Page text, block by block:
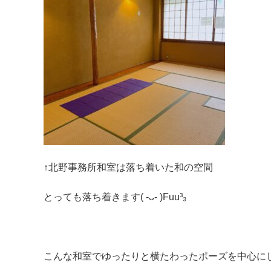
↑北野事務所和室は落ち着いた和の空間
とっても落ち着きます( -ᴗ- )Fuu³₃
こんな和室でゆったりと横たわったポーズを中心に